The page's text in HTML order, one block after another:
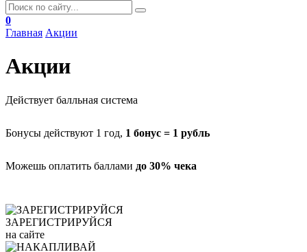
0
Главная Акции
Акции
Действует балльная система
Бонусы действуют 1 год, 1 бонус = 1 рубль
Можешь оплатить баллами до 30% чека
ЗАРЕГИСТРИРУЙСЯ
на сайте